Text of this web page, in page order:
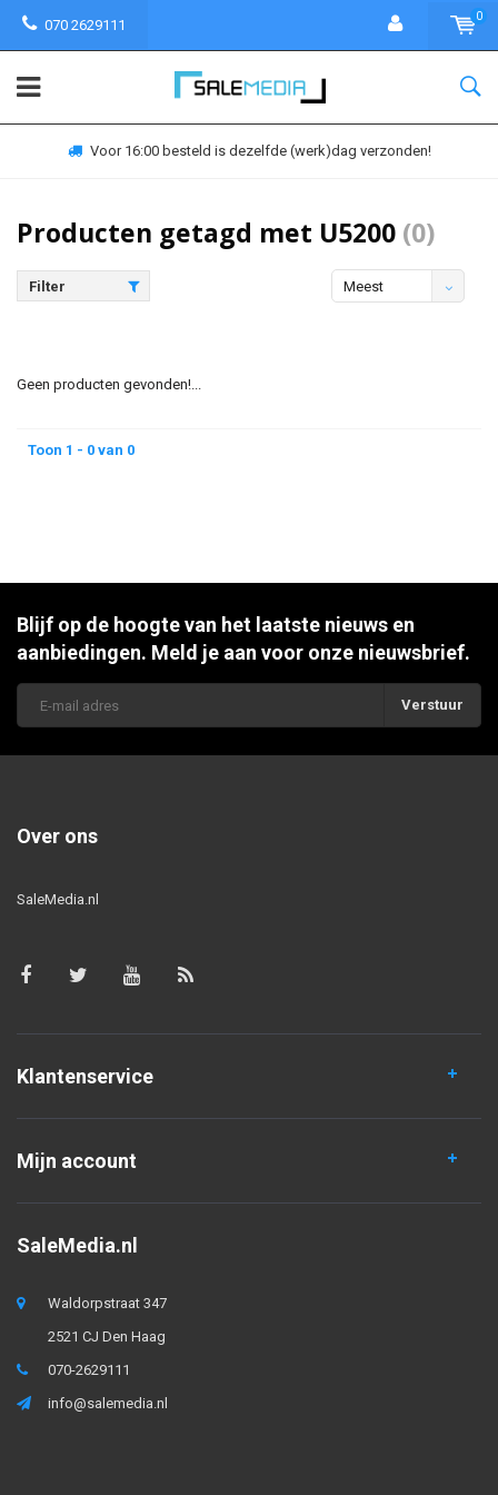
070 2629111
0
Voor 16:00 besteld is dezelfde (werk)dag verzonden!
Producten getagd met U5200 (0)
Filter
Meest
Geen producten gevonden!...
Toon 1 - 0 van 0
Blijf op de hoogte van het laatste nieuws en
aanbiedingen. Meld je aan voor onze nieuwsbrief.
Verstuur
Over ons
SaleMedia.nl
Klantenservice
Mijn account
SaleMedia.nl
Waldorpstraat 347
2521 CJ Den Haag
070-2629111
info@salemedia.nl